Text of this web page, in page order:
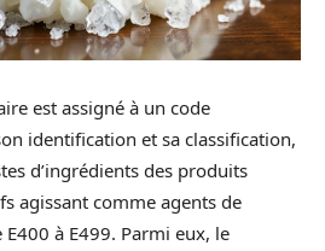
est assigné à un code
identification et sa classification,
d’ingrédients des produits
agissant comme agents de
à E499. Parmi eux, le